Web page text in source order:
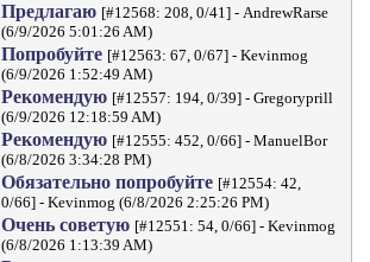
Предлагаю [#12568: 208, 0/41] - AndrewRarse
(6/9/2026 5:01:26 AM)
Попробуйте [#12563: 67, 0/67] - Kevinmog
(6/9/2026 1:52:49 AM)
Рекомендую [#12557: 194, 0/39] - Gregoryprill
(6/9/2026 12:18:59 AM)
Рекомендую [#12555: 452, 0/66] - ManuelBor
(6/8/2026 3:34:28 PM)
Обязательно попробуйте [#12554: 42,
0/66] - Kevinmog (6/8/2026 2:25:26 PM)
Очень советую [#12551: 54, 0/66] - Kevinmog
(6/8/2026 1:13:39 AM)